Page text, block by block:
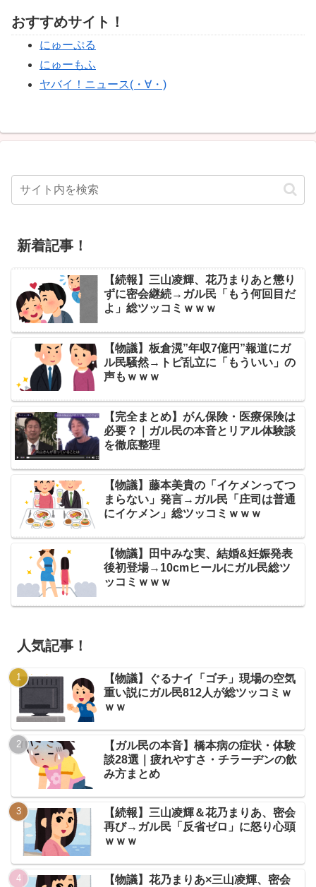
おすすめサイト！
にゅーぷる
にゅーもふ
ヤバイ！ニュース(・∀・)
新着記事！
【続報】三山凌輝、花乃まりあと懲り
ずに密会継続→ガル民「もう何回目だ
よ」総ツッコミｗｗｗ
【物議】板倉滉”年収7億円”報道にガ
ル民騒然→トピ乱立に「もういい」の
声もｗｗｗ
【完全まとめ】がん保険・医療保険は
必要？｜ガル民の本音とリアル体験談
を徹底整理
【物議】藤本美貴の「イケメンってつ
まらない」発言→ガル民「庄司は普通
にイケメン」総ツッコミｗｗｗ
【物議】田中みな実、結婚&妊娠発表
後初登場→10cmヒールにガル民総ツ
ッコミｗｗｗ
人気記事！
【物議】ぐるナイ「ゴチ」現場の空気
重い説にガル民812人が総ツッコミｗ
ｗｗ
【ガル民の本音】橋本病の症状・体験
談28選｜疲れやすさ・チラーヂンの飲
み方まとめ
【続報】三山凌輝＆花乃まりあ、密会
再び→ガル民「反省ゼロ」に怒り心頭
ｗｗｗ
【物議】花乃まりあ×三山凌輝、密会